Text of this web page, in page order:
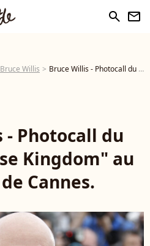
search newsletter
Willis Bruce Willis - Photocall du film "Moonrise Kingdom" au Festival de Cannes. - Photo
- Photocall du
Kingdom" au
Cannes.